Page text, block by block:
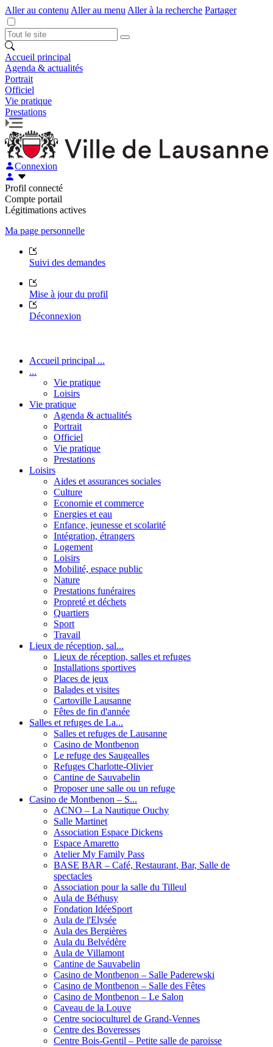
Aller au contenu Aller au menu Aller à la recherche Partager
Accueil principal
Agenda & actualités
Portrait
Officiel
Vie pratique
Prestations
Connexion
Profil connecté
Compte portail
Légitimations actives
Ma page personnelle
Suivi des demandes
Mise à jour du profil
Déconnexion
Accueil principal ...
...
Vie pratique
Loisirs
Vie pratique
Agenda & actualités
Portrait
Officiel
Vie pratique
Prestations
Loisirs
Aides et assurances sociales
Culture
Economie et commerce
Energies et eau
Enfance, jeunesse et scolarité
Intégration, étrangers
Logement
Loisirs
Mobilité, espace public
Nature
Prestations funéraires
Propreté et déchets
Quartiers
Sport
Travail
Lieux de réception, sal...
Lieux de réception, salles et refuges
Installations sportives
Places de jeux
Balades et visites
Cartoville Lausanne
Fêtes de fin d'année
Salles et refuges de La...
Salles et refuges de Lausanne
Casino de Montbenon
Le refuge des Saugealles
Refuges Charlotte-Olivier
Cantine de Sauvabelin
Proposer une salle ou un refuge
Casino de Montbenon – S...
ACNO – La Nautique Ouchy
Salle Martinet
Association Espace Dickens
Espace Amaretto
Atelier My Family Pass
BASE BAR – Café, Restaurant, Bar, Salle de
spectacles
Association pour la salle du Tilleul
Aula de Béthusy
Fondation IdéeSport
Aula de l'Elysée
Aula des Bergières
Aula du Belvédère
Aula de Villamont
Cantine de Sauvabelin
Casino de Montbenon – Salle Paderewski
Casino de Montbenon – Salle des Fêtes
Casino de Montbenon – Le Salon
Caveau de la Louve
Centre socioculturel de Grand-Vennes
Centre des Boveresses
Centre Bois-Gentil – Petite salle de paroisse